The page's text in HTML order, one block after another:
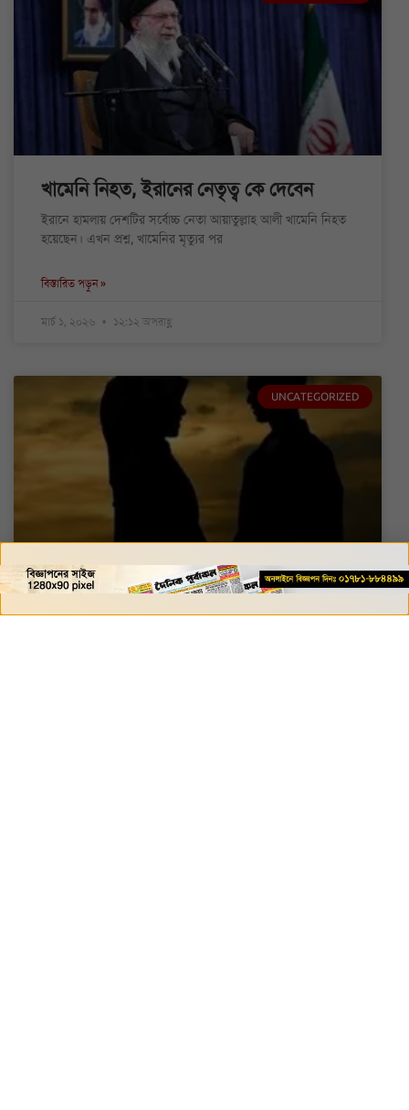
খামেনি নিহত, ইরানের নেতৃত্ব কে দেবেন
ইরানে হামলায় দেশটির সর্বোচ্চ নেতা আয়াতুল্লাহ আলী খামেনি নিহত
হয়েছেন। এখন প্রশ্ন, খামেনির মৃত্যুর পর
বিস্তারিত পড়ুন »
মার্চ ১, ২০২৬ ১২:১২ অপরাহ্ণ
UNCATEGORIZED
নারীদের তুলনায় পুরুষদের বয়স আগে বাড়ে
কেন, কী বলছে বিজ্ঞান.